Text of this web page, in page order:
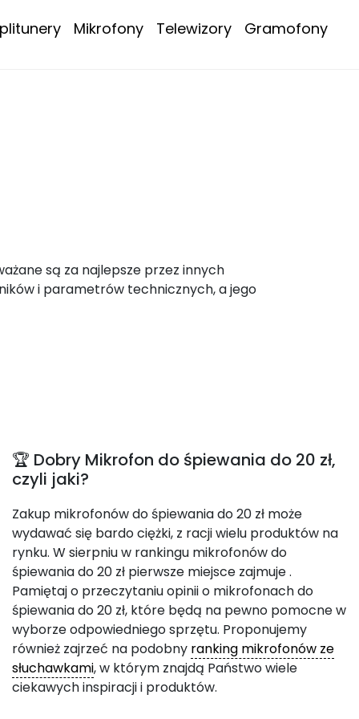
Mikrofony Telewizory Gramofony
są za najlepsze przez innych
i parametrów technicznych, a jego
🏆 Dobry Mikrofon do śpiewania do 20 zł,
czyli jaki?
Zakup mikrofonów do śpiewania do 20 zł może
wydawać się bardo ciężki, z racji wielu produktów na
rynku. W sierpniu w rankingu mikrofonów do
śpiewania do 20 zł pierwsze miejsce zajmuje.
Pamiętaj o przeczytaniu opinii o mikrofonach do
śpiewania do 20 zł, które będą na pewno pomocne w
wyborze odpowiedniego sprzętu. Proponujemy
również zajrzeć na podobny ranking mikrofonów ze
słuchawkami, w którym znajdą Państwo wiele
ciekawych inspiracji i produktów.